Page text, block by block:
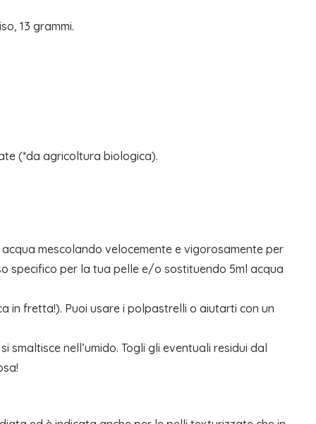
13 grammi.
(*da agricoltura biologica).
mescolando velocemente e vigorosamente per
specifico per la tua pelle e/o sostituendo 5ml acqua
in fretta!). Puoi usare i polpastrelli o aiutarti con un
nell’umido. Togli gli eventuali residui dal